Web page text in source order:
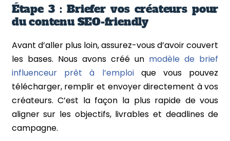
Étape 3 : Briefer vos créateurs pour
du contenu SEO-friendly
Avant d’aller plus loin, assurez-vous d’avoir couvert
les bases. Nous avons créé un modèle de brief
influenceur prêt à l’emploique vous pouvez
télécharger, remplir et envoyer directement à vos
créateurs. C’est la façon la plus rapide de vous
aligner sur les objectifs, livrables et deadlines de
campagne.